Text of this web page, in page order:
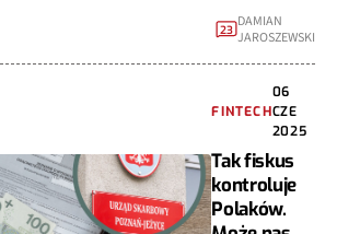
23 DAMIAN
JAROSZEWSKI
FINTECH
06
CZE
2025
Tak fiskus
kontroluje
Polaków.